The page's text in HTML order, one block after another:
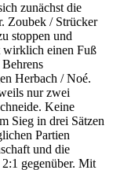
zunächst die
Zoubek / Strücker
stoppen und
wirklich einen Fuß
Herbach / Noé.
nur zwei
Keine
Sieg in drei Sätzen
Partien
und die
gegenüber. Mit